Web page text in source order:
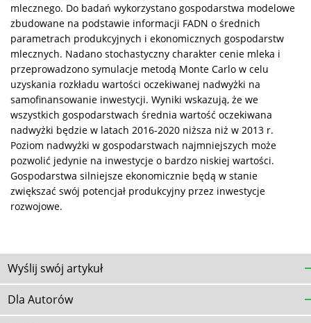
mlecznego. Do badań wykorzystano gospodarstwa modelowe
zbudowane na podstawie informacji FADN o średnich
parametrach produkcyjnych i ekonomicznych gospodarstw
mlecznych. Nadano stochastyczny charakter cenie mleka i
przeprowadzono symulacje metodą Monte Carlo w celu
uzyskania rozkładu wartości oczekiwanej nadwyżki na
samofinansowanie inwestycji. Wyniki wskazują, że we
wszystkich gospodarstwach średnia wartość oczekiwana
nadwyżki będzie w latach 2016-2020 niższa niż w 2013 r.
Poziom nadwyżki w gospodarstwach najmniejszych może
pozwolić jedynie na inwestycje o bardzo niskiej wartości.
Gospodarstwa silniejsze ekonomicznie będą w stanie
zwiększać swój potencjał produkcyjny przez inwestycje
rozwojowe.
Wyślij swój artykuł
Dla Autorów